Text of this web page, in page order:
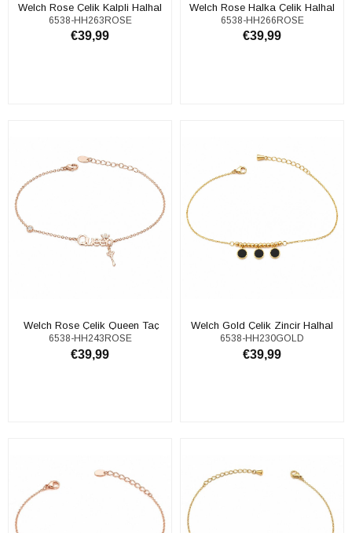
Welch Rose Çelik Kalpli Halhal
6538-HH263ROSE
€39,99
Welch Rose Halka Çelik Halhal
6538-HH266ROSE
€39,99
​​ Welch Rose Çelik Queen Taç
Halhal
6538-HH243ROSE
€39,99
Welch Gold Çelik Zincir Halhal
6538-HH230GOLD
€39,99